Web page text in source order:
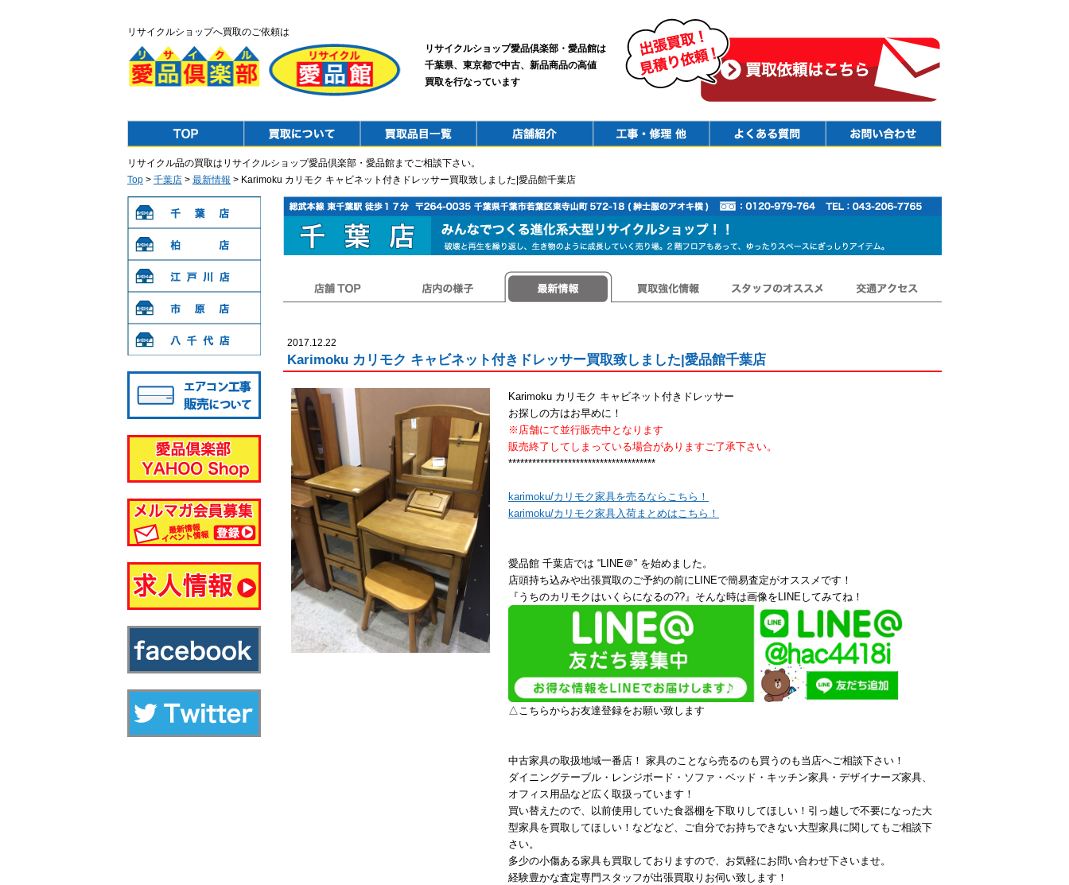
リサイクルショップへ買取のご依頼は
リサイクルショップ愛品倶楽部・愛品館は
千葉県、東京都で中古、新品商品の高値
買取を行なっています
リサイクル品の買取はリサイクルショップ愛品倶楽部・愛品館までご相談下さい。
Top > 千葉店 > 最新情報 > Karimoku カリモク キャビネット付きドレッサー買取致しました|愛品館千葉店
2017.12.22
Karimoku カリモク キャビネット付きドレッサー買取致しました|愛品館千葉店
Karimoku カリモク キャビネット付きドレッサー
お探しの方はお早めに！
※店舗にて並行販売中となります
販売終了してしまっている場合がありますご了承下さい。
*************************************
karimoku/カリモク家具を売るならこちら！
karimoku/カリモク家具入荷まとめはこちら！
愛品館 千葉店では “LINE＠” を始めました。
店頭持ち込みや出張買取のご予約の前にLINEで簡易査定がオススメです！
『うちのカリモクはいくらになるの??』そんな時は画像をLINEしてみてね！
△こちらからお友達登録をお願い致します
中古家具の取扱地域一番店！ 家具のことなら売るのも買うのも当店へご相談下さい！
ダイニングテーブル・レンジボード・ソファ・ベッド・キッチン家具・デザイナーズ家具、
オフィス用品など広く取扱っています！
買い替えたので、以前使用していた食器棚を下取りしてほしい！引っ越しで不要になった大
型家具を買取してほしい！などなど、ご自分でお持ちできない大型家具に関してもご相談下
さい。
多少の小傷ある家具も買取しておりますので、お気軽にお問い合わせ下さいませ。
経験豊かな査定専門スタッフが出張買取りお伺い致します！